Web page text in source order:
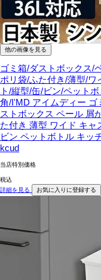
他の画像を見る
ゴミ箱/ダストボックス/
ポリ袋/ふた付き/薄型/ワ
ト/縦型/缶/ビン/ペット
角/I'MD アイムディー ゴ
ストボックス ペール 屑
た付き 薄型 ワイド キ
ビン ペットボトル キッ
kcud
当店特別価格
税込
詳細を見る
お気に入りに登録する